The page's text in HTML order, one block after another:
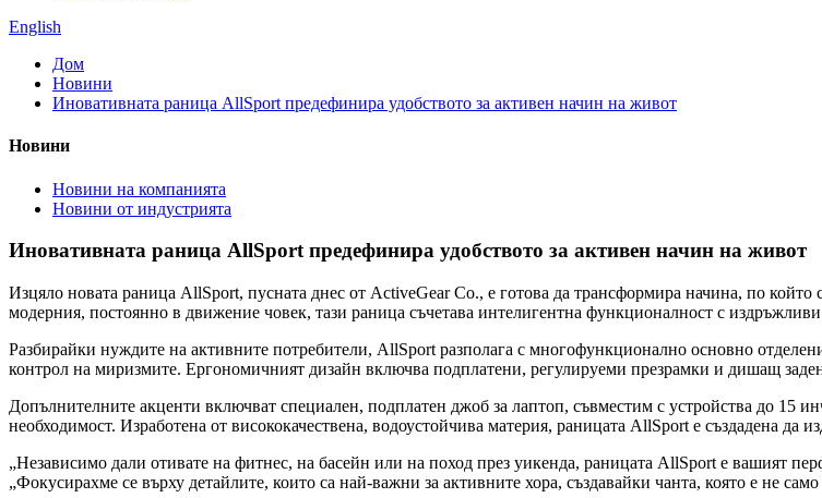
English
Дом
Новини
Иновативната раница AllSport предефинира удобството за активен начин на живот
Новини
Новини на компанията
Новини от индустрията
Иновативната раница AllSport предефинира удобството за активен начин на живот
Изцяло новата раница AllSport, пусната днес от ActiveGear Co., е готова да трансформира начина, по
модерния, постоянно в движение човек, тази раница съчетава интелигентна функционалност с
Разбирайки нуждите на активните потребители, AllSport разполага с многофункционално основно
контрол на миризмите. Ергономичният дизайн включва подплатени, регулируеми презрамки и дишащ
Допълнителните акценти включват специален, подплатен джоб за лаптоп, съвместим с устройства до 15
необходимост. Изработена от висококачествена, водоустойчива материя, раницата AllSport е създадена да
„Независимо дали отивате на фитнес, на басейн или на поход през уикенда, раницата AllSport е вашият
„Фокусирахме се върху детайлите, които са най-важни за активните хора, създавайки чанта, която е не